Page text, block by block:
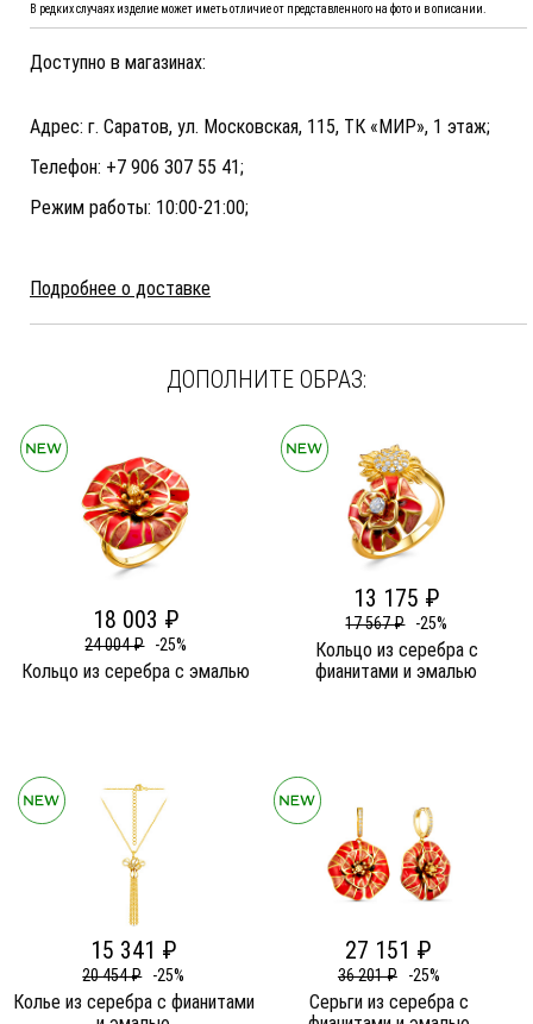
В редких случаях изделие может иметь отличие от представленного на фото и в описании.
Доступно в магазинах:
Адрес: г. Саратов, ул. Московская, 115, ТК «МИР», 1 этаж;
Телефон: +7 906 307 55 41;
Режим работы: 10:00-21:00;
Подробнее о доставке
ДОПОЛНИТЕ ОБРАЗ:
18 003 ₽
24 004 ₽ -25%
Кольцо из серебра c эмалью
13 175 ₽
17 567 ₽ -25%
Кольцо из серебра c
фианитами и эмалью
15 341 ₽
20 454 ₽ -25%
Колье из серебра c фианитами
27 151 ₽
36 201 ₽ -25%
Серьги из серебра c